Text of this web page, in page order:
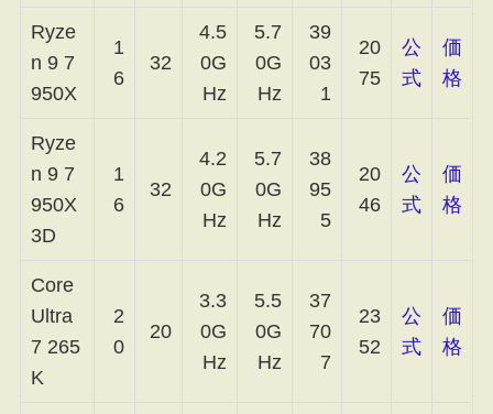
Ryze
n 9 7
950X
1
6
32
4.5
0G
Hz
5.7
0G
Hz
39
03
1
20
75
公
式
価
格
Ryze
n 9 7
950X
3D
1
6
32
4.2
0G
Hz
5.7
0G
Hz
38
95
5
20
46
公
式
価
格
Core
Ultra
7 265
K
2
0
20
3.3
0G
Hz
5.5
0G
Hz
37
70
7
23
52
公
式
価
格